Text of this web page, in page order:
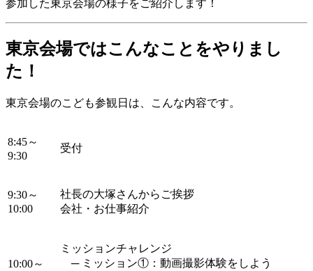
参加した東京会場の様子をご紹介します！
東京会場ではこんなことをやりまし
た！
東京会場のこども参観日は、こんな内容です。
8:45～
9:30
受付
9:30～
10:00
社長の大塚さんからご挨拶
会社・お仕事紹介
10:00～
ミッションチャレンジ
─ ミッション①：動画撮影体験をしよう